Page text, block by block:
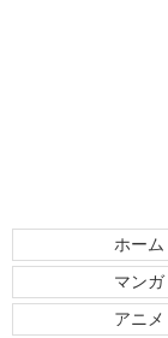
ホーム
マンガ
アニメ